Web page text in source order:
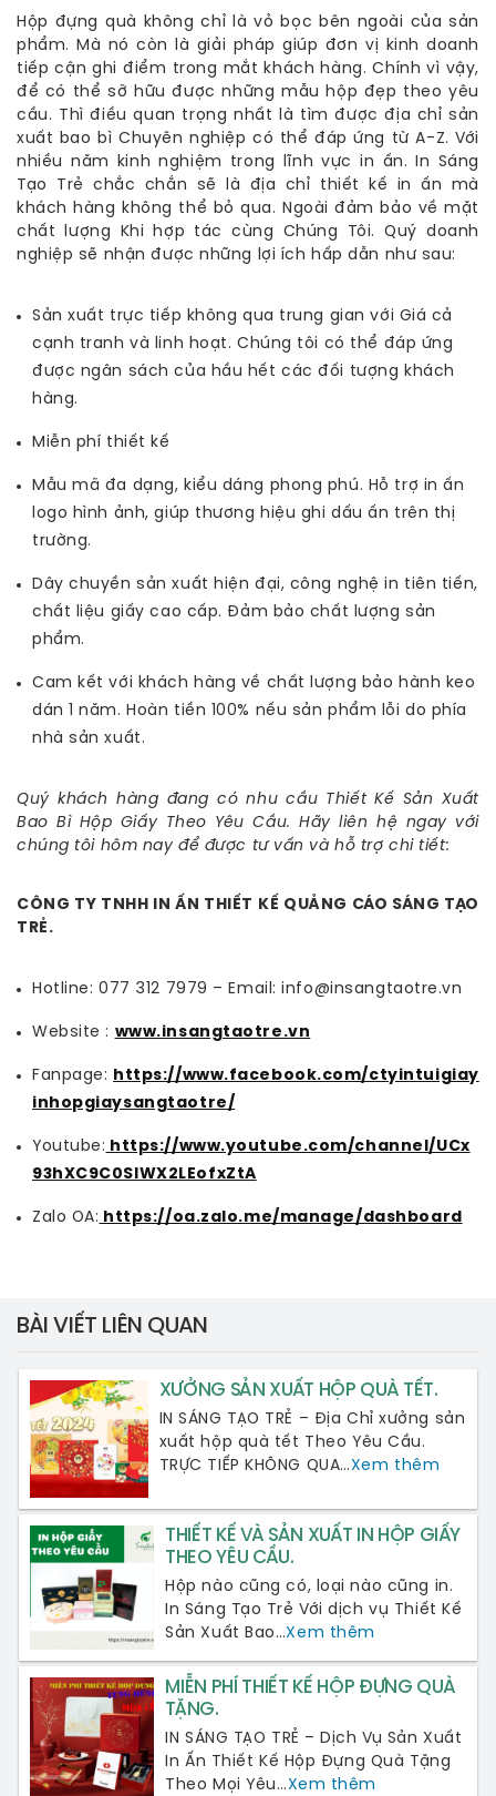
Hộp đựng quà không chỉ là vỏ bọc bên ngoài của sản
phẩm. Mà nó còn là giải pháp giúp đơn vị kinh doanh
tiếp cận ghi điểm trong mắt khách hàng. Chính vì vậy,
để có thể sỡ hữu được những mẫu hộp đẹp theo yêu
cầu. Thì điều quan trọng nhất là tìm được địa chỉ sản
xuất bao bì Chuyên nghiệp có thể đáp ứng từ A-Z. Với
nhiều năm kinh nghiệm trong lĩnh vực in ấn. In Sáng
Tạo Trẻ chắc chắn sẽ là địa chỉ thiết kế in ấn mà
khách hàng không thể bỏ qua. Ngoài đảm bảo về mặt
chất lượng Khi hợp tác cùng Chúng Tôi. Quý doanh
nghiệp sẽ nhận được những lợi ích hấp dẫn như sau:
Sản xuất trực tiếp không qua trung gian với Giá cả
cạnh tranh và linh hoạt. Chúng tôi có thể đáp ứng
được ngân sách của hầu hết các đối tượng khách
hàng.
Miễn phí thiết kế
Mẫu mã đa dạng, kiểu dáng phong phú. Hỗ trợ in ấn
logo hình ảnh, giúp thương hiệu ghi dấu ấn trên thị
trường.
Dây chuyền sản xuất hiện đại, công nghệ in tiên tiến,
chất liệu giấy cao cấp. Đảm bảo chất lượng sản
phẩm.
Cam kết với khách hàng về chất lượng bảo hành keo
dán 1 năm. Hoàn tiền 100% nếu sản phẩm lỗi do phía
nhà sản xuất.
Quý khách hàng đang có nhu cầu Thiết Kế Sản Xuất
Bao Bì Hộp Giấy Theo Yêu Cầu. Hãy liên hệ ngay với
chúng tôi hôm nay để được tư vấn và hỗ trợ chi tiết:
CÔNG TY TNHH IN ẤN THIẾT KẾ QUẢNG CÁO SÁNG TẠO
TRẺ.
Hotline: 077 312 7979 – Email: info@insangtaotre.vn
Website : www.insangtaotre.vn
Fanpage: https://www.facebook.com/ctyintuigiay
inhopgiaysangtaotre/
Youtube: https://www.youtube.com/channel/UCx
93hXC9C0SlWX2LEofxZtA
Zalo OA: https://oa.zalo.me/manage/dashboard
BÀI VIẾT LIÊN QUAN
XƯỞNG SẢN XUẤT HỘP QUÀ TẾT.
IN SÁNG TẠO TRẺ – Địa Chỉ xưởng sản
xuất hộp quà tết Theo Yêu Cầu.
TRỰC TIẾP KHÔNG QUA…Xem thêm
THIẾT KẾ VÀ SẢN XUẤT IN HỘP GIẤY
THEO YÊU CẦU.
Hộp nào cũng có, loại nào cũng in.
In Sáng Tạo Trẻ Với dịch vụ Thiết Kế
Sản Xuất Bao…Xem thêm
MIỄN PHÍ THIẾT KẾ HỘP ĐỰNG QUÀ
TẶNG.
IN SÁNG TẠO TRẺ – Dịch Vụ Sản Xuất
In Ấn Thiết Kế Hộp Đựng Quà Tặng
Theo Mọi Yêu…Xem thêm